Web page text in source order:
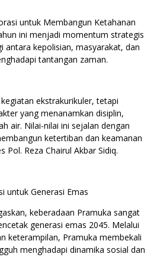
untuk Membangun Ketahanan
ini menjadi momentum strategis
antara kepolisian, masyarakat, dan
tantangan zaman.
ekstrakurikuler, tetapi
yang menanamkan disiplin,
air. Nilai-nilai ini sejalan dengan
ketertiban dan keamanan
Pol. Reza Chairul Akbar Sidiq.
untuk Generasi Emas
keberadaan Pramuka sangat
generasi emas 2045. Melalui
keterampilan, Pramuka membekali
menghadapi dinamika sosial dan